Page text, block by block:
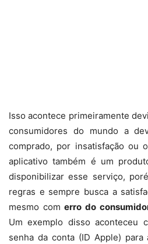
Isso acontece primeiramente
consumidores do mundo a
comprado, por insatisfação ou
aplicativo também é um
disponibilizar esse serviço,
regras e sempre busca a
mesmo comerro do
Um exemplo disso aconteceu
senha da conta (ID Apple)